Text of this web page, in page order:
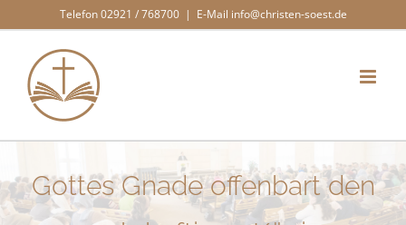
springen
Telefon 02921 / 768700 | E-Mail info@christen-soest.de
Gottes Gnade offenbart den